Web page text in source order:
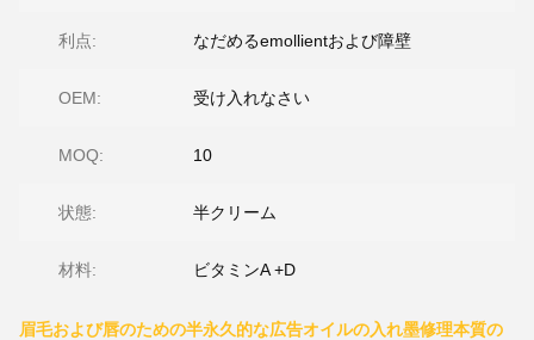
利点: なだめるemollientおよび障壁
OEM: 受け入れなさい
MOQ: 10
状態: 半クリーム
材料: ビタミンA +D
眉毛および唇のための半永久的な広告オイルの入れ墨修理本質の